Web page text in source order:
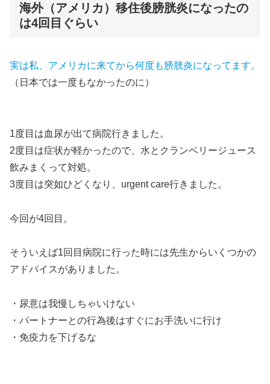
海外（アメリカ）移住後膀胱炎になったの
は4回目ぐらい
実は私、アメリカに来てから何度も膀胱炎になってます。
（日本では一度もなかったのに）
1度目は血尿が出て病院行きました。
2度目は症状が軽かったので、水とクランベリージュース
飲みまくって対処。
3度目は突如ひどくなり、urgent care行きました。
今回が4回目。
そういえば1回目病院に行った時には先生からいくつかの
アドバイスがありました。
・尿意は我慢しちゃいけない
・パートナーとの行為後はすぐにお手洗いに行け
・免疫力を下げるな